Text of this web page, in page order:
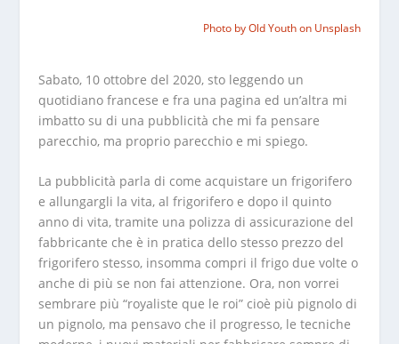
Photo by Old Youth on Unsplash
Sabato, 10 ottobre del 2020, sto leggendo un
quotidiano francese e fra una pagina ed un’altra mi
imbatto su di una pubblicità che mi fa pensare
parecchio, ma proprio parecchio e mi spiego.
La pubblicità parla di come acquistare un frigorifero
e allungargli la vita, al frigorifero e dopo il quinto
anno di vita, tramite una polizza di assicurazione del
fabbricante che è in pratica dello stesso prezzo del
frigorifero stesso, insomma compri il frigo due volte o
anche di più se non fai attenzione. Ora, non vorrei
sembrare più “royaliste que le roi” cioè più pignolo di
un pignolo, ma pensavo che il progresso, le tecniche